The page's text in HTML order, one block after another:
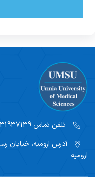
تلفن تماس
آدرس ارومیه، خیابان
ارومیه